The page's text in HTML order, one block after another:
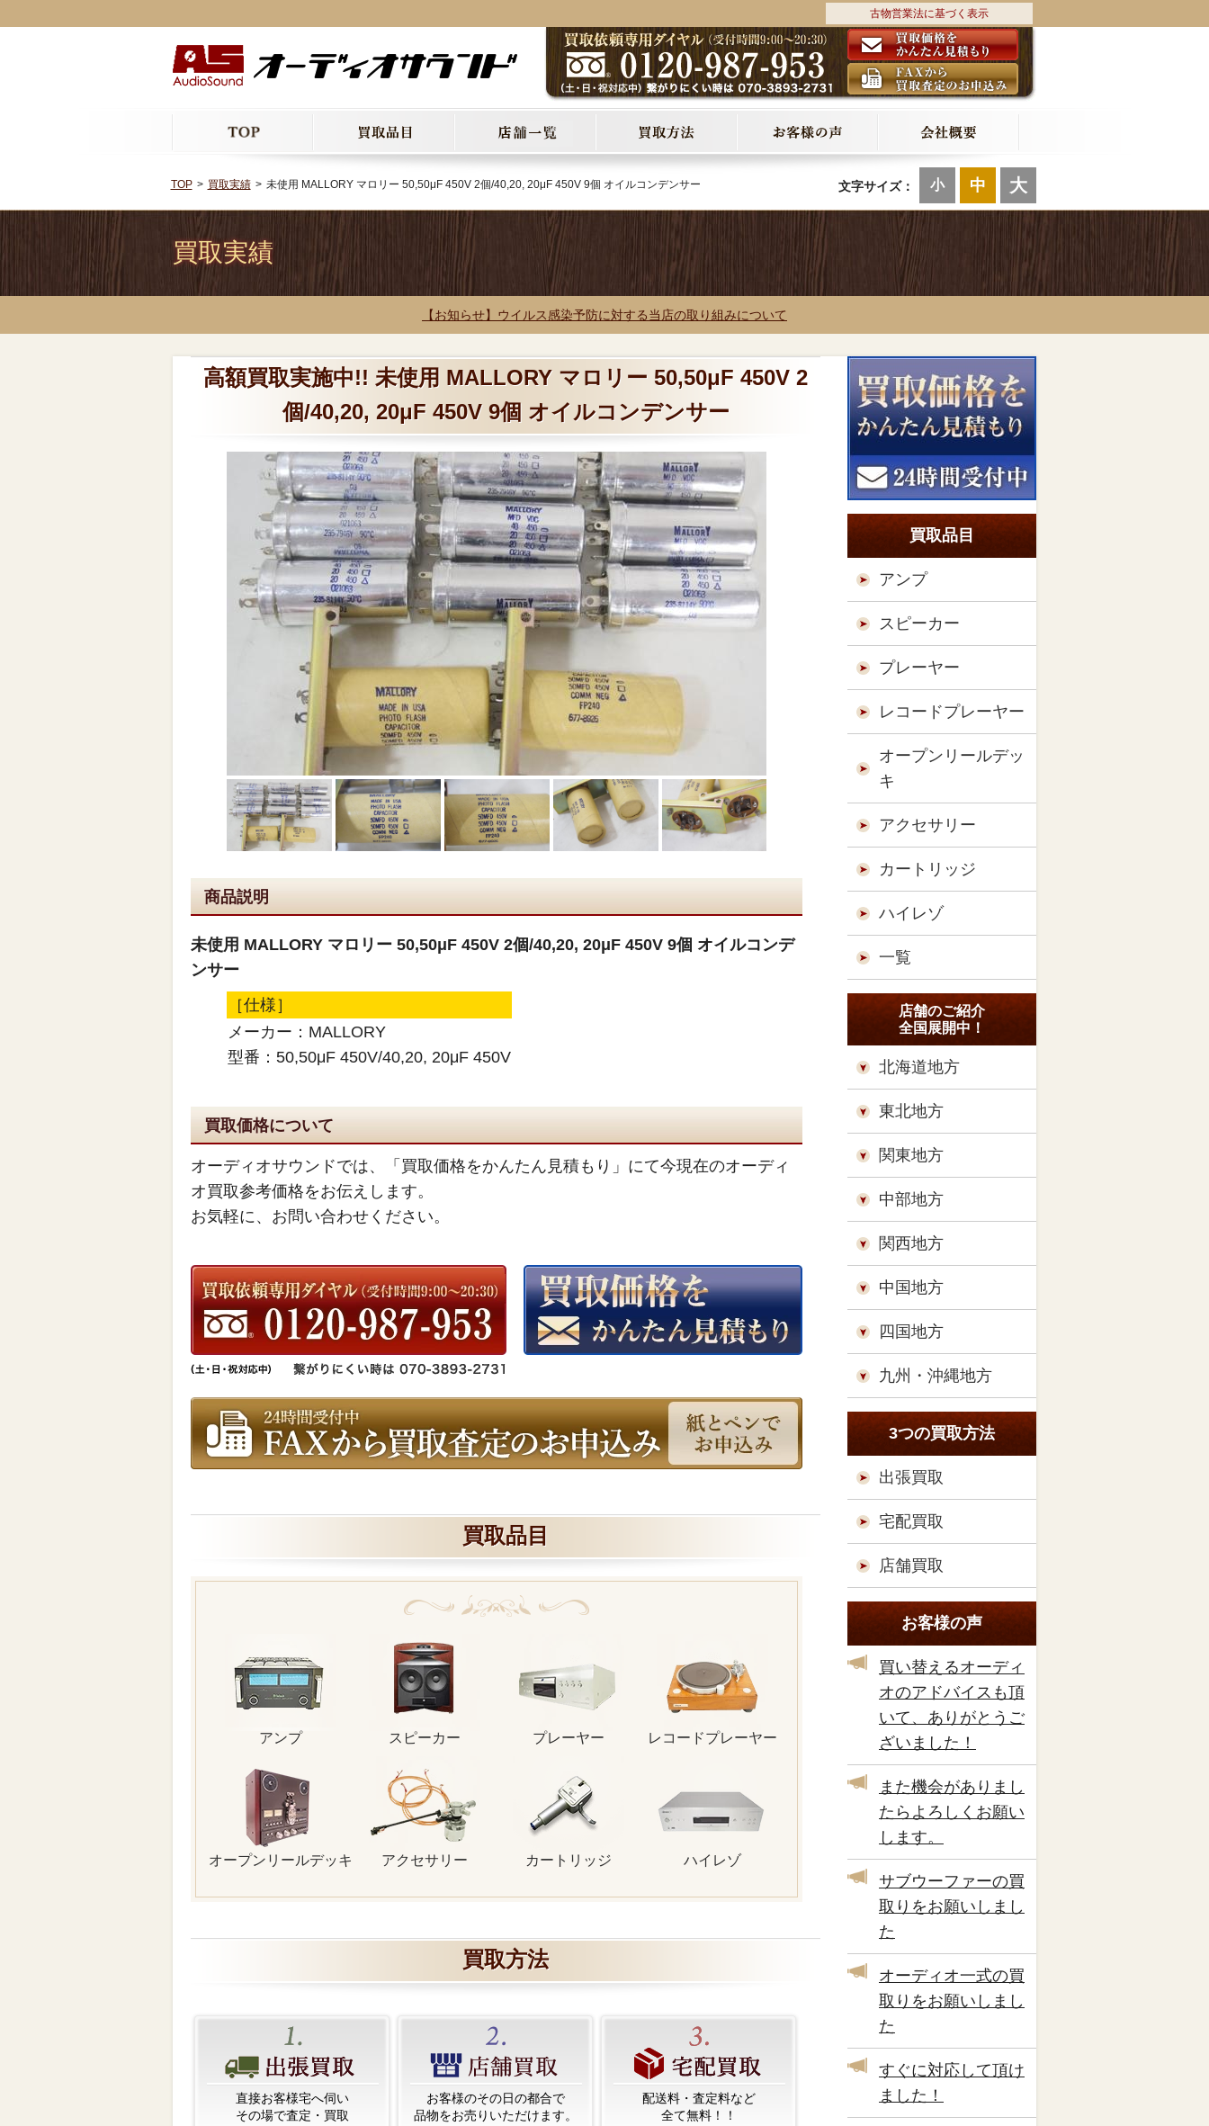
古物営業法に基づく表示
文字サイズ： 小 中 大
TOP 買取実績 未使用 MALLORY マロリー 50,50μF 450V 2個/40,20, 20μF 450V 9個 オイルコンデンサー
買取実績
【お知らせ】ウイルス感染予防に対する当店の取り組みについて
高額買取実施中!! 未使用 MALLORY マロリー 50,50μF 450V 2
個/40,20, 20μF 450V 9個 オイルコンデンサー
商品説明
未使用 MALLORY マロリー 50,50μF 450V 2個/40,20, 20μF 450V 9個 オイルコンデ
ンサー
［仕様］
メーカー：MALLORY
型番：50,50μF 450V/40,20, 20μF 450V
買取価格について
オーディオサウンドでは、「買取価格をかんたん見積もり」にて今現在のオーディ
オ買取参考価格をお伝えします。
お気軽に、お問い合わせください。
買取品目
アンプ スピーカー プレーヤー レコードプレーヤー
オープンリールデッキ アクセサリー カートリッジ ハイレゾ
買取方法
直接お客様宅へ伺い
その場で査定・買取
お客様のその日の都合で
品物をお売りいただけます。
配送料・査定料など
全て無料！！
買取品目
アンプ
スピーカー
プレーヤー
レコードプレーヤー
オープンリールデッ
キ
アクセサリー
カートリッジ
ハイレゾ
一覧
店舗のご紹介
全国展開中！
北海道地方
東北地方
関東地方
中部地方
関西地方
中国地方
四国地方
九州・沖縄地方
3つの買取方法
出張買取
宅配買取
店舗買取
お客様の声
買い替えるオーディ
オのアドバイスも頂
いて、ありがとうご
ざいました！
また機会がありまし
たらよろしくお願い
します。
サブウーファーの買
取りをお願いしまし
た
オーディオ一式の買
取りをお願いしまし
た
すぐに対応して頂け
ました！